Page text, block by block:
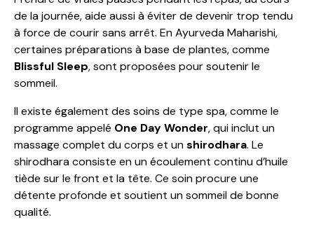
de la journée, aide aussi à éviter de devenir trop tendu
à force de courir sans arrêt. En Ayurveda Maharishi,
certaines préparations à base de plantes, comme
Blissful Sleep, sont proposées pour soutenir le
sommeil.
Il existe également des soins de type spa, comme le
programme appelé One Day Wonder, qui inclut un
massage complet du corps et unshirodhara. Le
shirodhara consiste en un écoulement continu d’huile
tiède sur le front et la tête. Ce soin procure une
détente profonde et soutient un sommeil de bonne
qualité.